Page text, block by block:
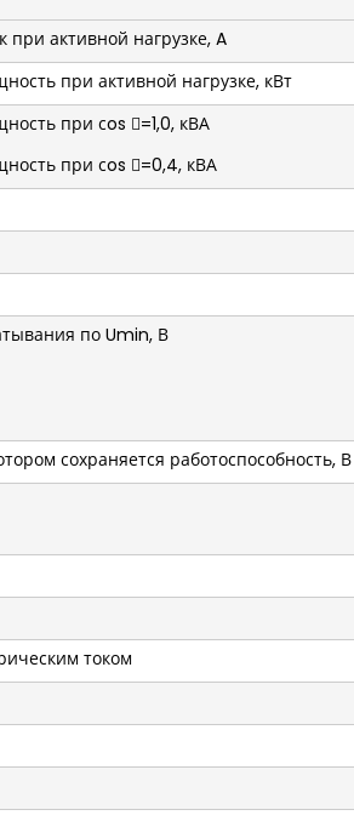
активной нагрузке, A
при активной нагрузке, кВт
при сos =1,0, кВА
при сos =0,4, кВА
по Umin, В
сохраняется работоспособность, В
панели
током